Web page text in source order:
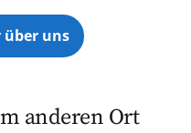
über uns
anderen Ort